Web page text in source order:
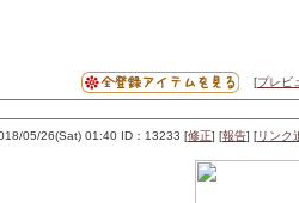
[プレビ
05/26(Sat) 01:40 ID：13233 [修正] [報告] [リンク